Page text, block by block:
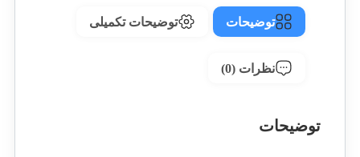
توضیحات توضیحات تکمیلی
نظرات (0)
توضیحات